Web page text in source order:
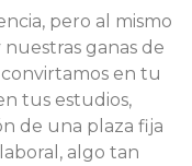
pero al mismo
ganas de
en tu
tus estudios,
de una plaza fija
algo tan